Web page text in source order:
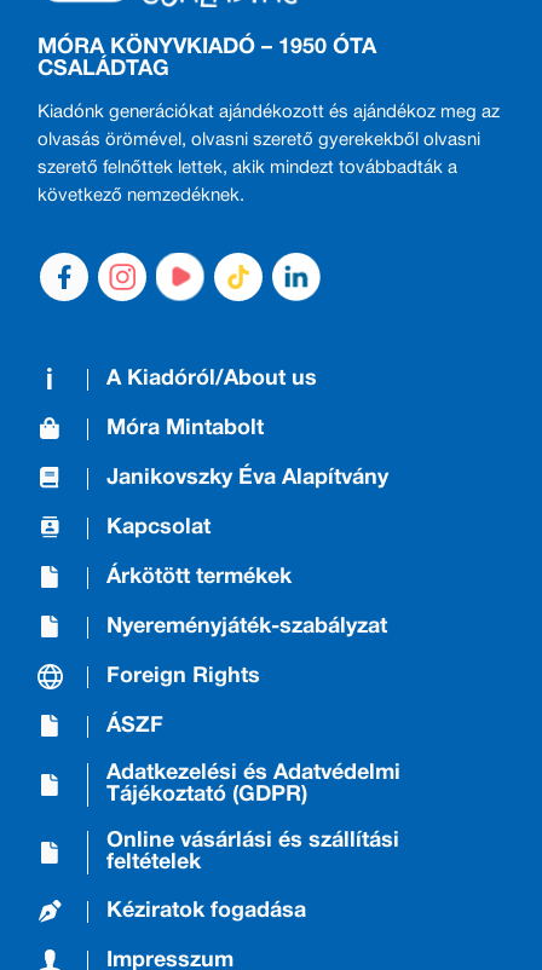
MÓRA KÖNYVKIADÓ – 1950 ÓTA
CSALÁDTAG
Kiadónk generációkat ajándékozott és ajándékoz meg az
olvasás örömével, olvasni szerető gyerekekből olvasni
szerető felnőttek lettek, akik mindezt továbbadták a
következő nemzedéknek.
A Kiadóról/About us
Móra Mintabolt
Janikovszky Éva Alapítvány
Kapcsolat
Árkötött termékek
Nyereményjáték-szabályzat
Foreign Rights
ÁSZF
Adatkezelési és Adatvédelmi
Tájékoztató (GDPR)
Online vásárlási és szállítási
feltételek
Kéziratok fogadása
Impresszum